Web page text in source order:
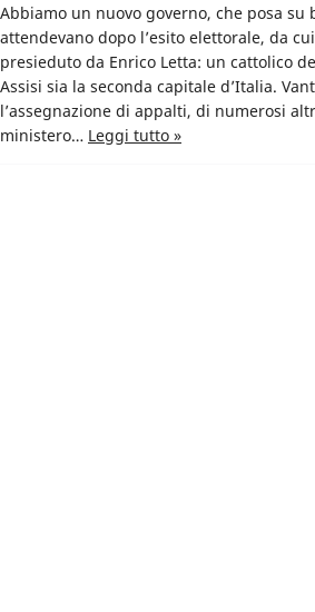
Abbiamo un nuovo governo, che posa
attendevano dopo l’esito elettorale, da
presieduto da Enrico Letta: un cattolico
Assisi sia la seconda capitale d’Italia.
l’assegnazione di appalti, di numerosi
ministero… Leggi tutto »